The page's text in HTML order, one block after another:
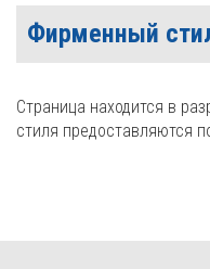
Фирменный
Страница находится в
стиля предоставляются